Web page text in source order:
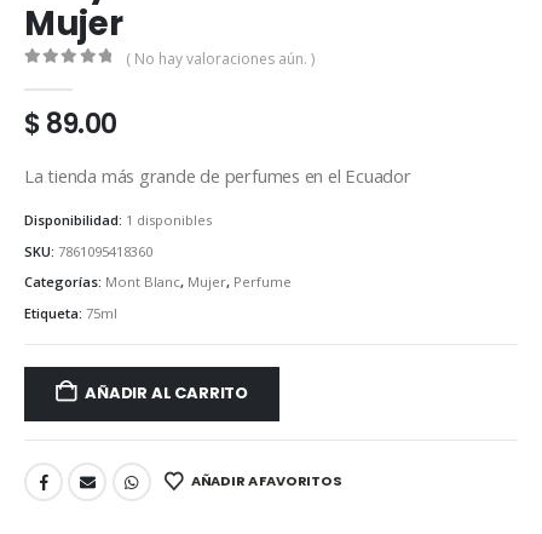
Mujer
( No hay valoraciones aún. )
$89.00
La tienda más grande de perfumes en el Ecuador
Disponibilidad: 1 disponibles
SKU: 7861095418360
Categorías: Mont Blanc, Mujer, Perfume
Etiqueta: 75ml
AÑADIR AL CARRITO
AÑADIR A FAVORITOS